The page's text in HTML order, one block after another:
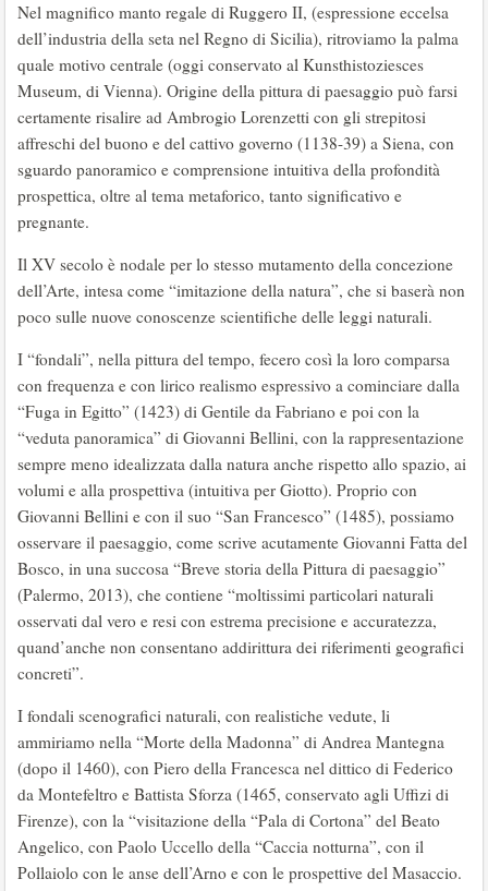
Nel magnifico manto regale di Ruggero II, (espressione eccelsa
dell’industria della seta nel Regno di Sicilia), ritroviamo la palma
quale motivo centrale (oggi conservato al Kunsthistoziesces
Museum, di Vienna). Origine della pittura di paesaggio può farsi
certamente risalire ad Ambrogio Lorenzetti con gli strepitosi
affreschi del buono e del cattivo governo (1138-39) a Siena, con
sguardo panoramico e comprensione intuitiva della profondità
prospettica, oltre al tema metaforico, tanto significativo e
pregnante.
Il XV secolo è nodale per lo stesso mutamento della concezione
dell’Arte, intesa come “imitazione della natura”, che si baserà non
poco sulle nuove conoscenze scientifiche delle leggi naturali.
I “fondali”, nella pittura del tempo, fecero così la loro comparsa
con frequenza e con lirico realismo espressivo a cominciare dalla
“Fuga in Egitto” (1423) di Gentile da Fabriano e poi con la
“veduta panoramica” di Giovanni Bellini, con la rappresentazione
sempre meno idealizzata dalla natura anche rispetto allo spazio, ai
volumi e alla prospettiva (intuitiva per Giotto). Proprio con
Giovanni Bellini e con il suo “San Francesco” (1485), possiamo
osservare il paesaggio, come scrive acutamente Giovanni Fatta del
Bosco, in una succosa “Breve storia della Pittura di paesaggio”
(Palermo, 2013), che contiene “moltissimi particolari naturali
osservati dal vero e resi con estrema precisione e accuratezza,
quand’anche non consentano addirittura dei riferimenti geografici
concreti”.
I fondali scenografici naturali, con realistiche vedute, li
ammiriamo nella “Morte della Madonna” di Andrea Mantegna
(dopo il 1460), con Piero della Francesca nel dittico di Federico
da Montefeltro e Battista Sforza (1465, conservato agli Uffizi di
Firenze), con la “visitazione della “Pala di Cortona” del Beato
Angelico, con Paolo Uccello della “Caccia notturna”, con il
Pollaiolo con le anse dell’Arno e con le prospettive del Masaccio.